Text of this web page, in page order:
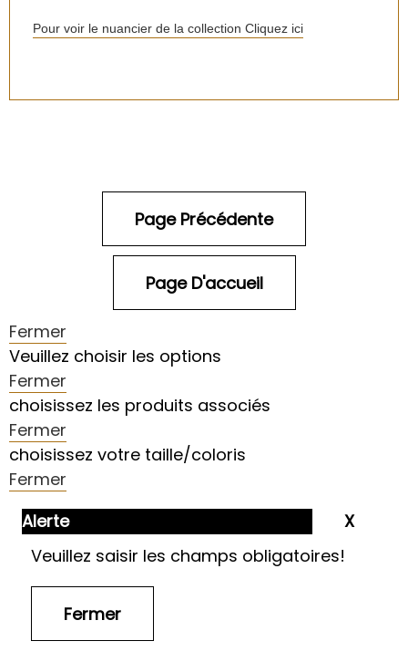
Pour voir le nuancier de la collection Cliquez ici
Fermer
Veuillez choisir les options
Fermer
choisissez les produits associés
Fermer
choisissez votre taille/coloris
Fermer
Alerte
Veuillez saisir les champs obligatoires!